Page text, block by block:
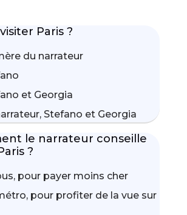
Paris ?
du narrateur
et Georgia
Stefano et Georgia
le narrateur conseille
?
pour payer moins cher
pour profiter de la vue sur